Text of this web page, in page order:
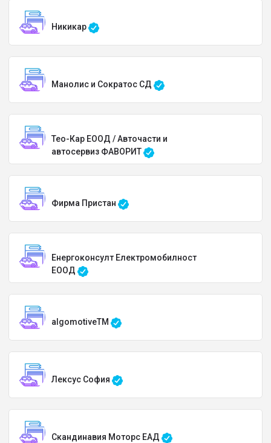
Никикар
Манолис и Сократос СД
Тео-Кар ЕООД / Авточасти и
автосервиз ФАВОРИТ
Фирма Пристан
Енергоконсулт Електромобилност
ЕООД
algomotiveTM
Лексус София
Скандинавия Моторс ЕАД